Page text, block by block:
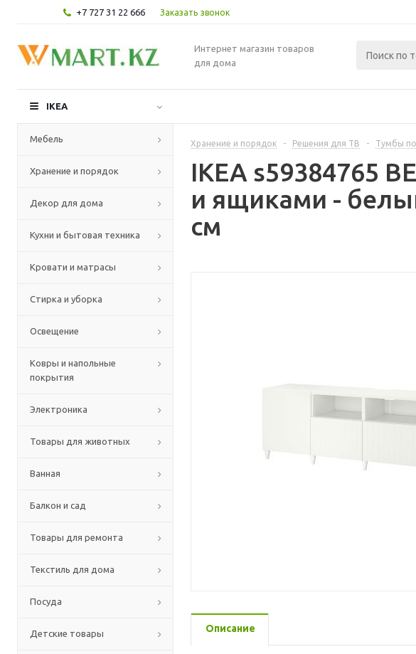
+7 727 31 22 666 Заказать звонок
Интернет магазин товаров
для дома
IKEA
Мебель
Хранение и порядок
Декор для дома
Кухни и бытовая техника
Кровати и матрасы
Стирка и уборка
Освещение
Ковры и напольные
покрытия
Электроника
Товары для животных
Ванная
Балкон и сад
Товары для ремонта
Текстиль для дома
Посуда
Детские товары
Хранение и порядок - Решения для ТВ - Тумбы
IKEA s59384765
и ящиками -
см
Описание